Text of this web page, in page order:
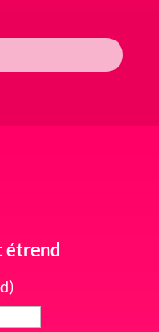
étrend